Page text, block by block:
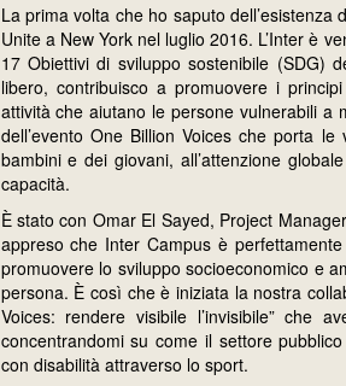
La prima volta che ho saputo
Unite a New York nel luglio 2016. L’Inter è
17 Obiettivi di sviluppo sostenibile (SDG)
libero, contribuisco a promuovere i
attività che aiutano le persone vulnerabili a
dell’evento One Billion Voices che porta
bambini e dei giovani, all’attenzione
capacità.
È stato con Omar El Sayed, Project
appreso che Inter Campus è
promuovere lo sviluppo socioeconomico e
persona. È così che è iniziata la nostra
Voices: rendere visibile l’invisibile” che
concentrandomi su come il settore
con disabilità attraverso lo sport.